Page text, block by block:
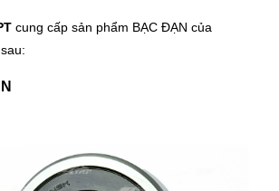
cung cấp sản phẩm BẠC ĐẠN của